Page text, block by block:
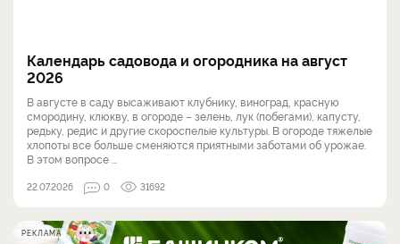
Календарь садовода и огородника на август
2026
В августе в саду высаживают клубнику, виноград, красную
смородину, клюкву, в огороде – зелень, лук (побегами), капусту,
редьку, редис и другие скороспелые культуры. В огороде тяжелые
хлопоты все больше сменяются приятными заботами об урожае.
В этом вопросе ...
22.07.2026 0 31692
РЕКЛАМА